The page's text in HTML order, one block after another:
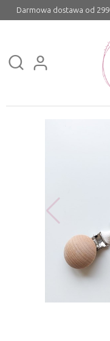
Darmowa dostawa od 299